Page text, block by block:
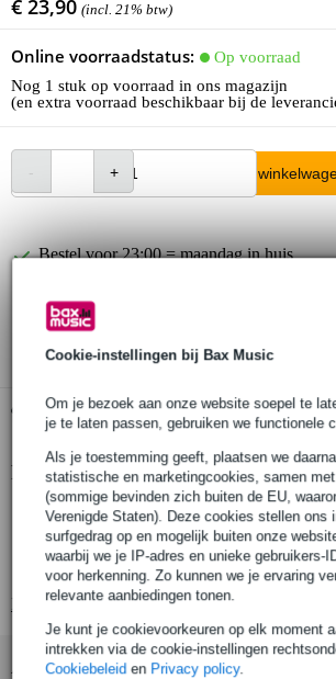
Cookie-instellingen bij Bax Music
Om je bezoek aan onze website soepel te
je te laten passen, gebruiken we functionele
Als je toestemming geeft, plaatsen we
statistische en marketingcookies, samen
(sommige bevinden zich buiten de EU,
Verenigde Staten). Deze cookies stellen ons
surfgedrag op en mogelijk buiten onze
waarbij we je IP-adres en unieke gebruikers-
voor herkenning. Zo kunnen we je ervaring
relevante aanbiedingen tonen.
Je kunt je cookievoorkeuren op elk moment
intrekken via de cookie-instellingen
Cookiebeleid en Privacy policy.
€ 23,90 (incl. 21% btw)
Online voorraadstatus:
Op voorraad
Nog 1 stuk op voorraad in ons magazijn
(en extra voorraad beschikbaar bij de
In
Bestel voor 23:00 = maandag in huis
3 jaar Bax Music garantie
Gratis ophalen in de winkel
Productinformatie
Omnitronic BIB-1
schermadapter voor luidsprekerstatieven
maximum draadkracht: 20 kilogram
Bekijk alle productspecificaties
Accessoires (1)